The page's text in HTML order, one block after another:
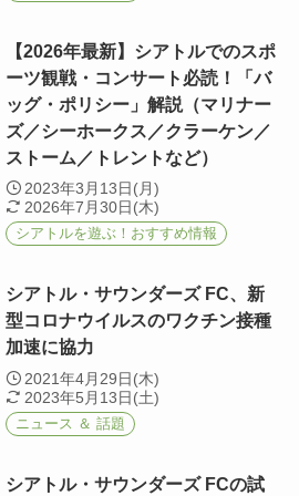
【2026年最新】シアトルでのスポ
ーツ観戦・コンサート必読！「バ
ッグ・ポリシー」解説（マリナー
ズ／シーホークス／クラーケン／
ストーム／トレントなど）
2023年3月13日(月)
2026年7月30日(木)
シアトルを遊ぶ！おすすめ情報
シアトル・サウンダーズ FC、新
型コロナウイルスのワクチン接種
加速に協力
2021年4月29日(木)
2023年5月13日(土)
ニュース ＆ 話題
シアトル・サウンダーズ FCの試